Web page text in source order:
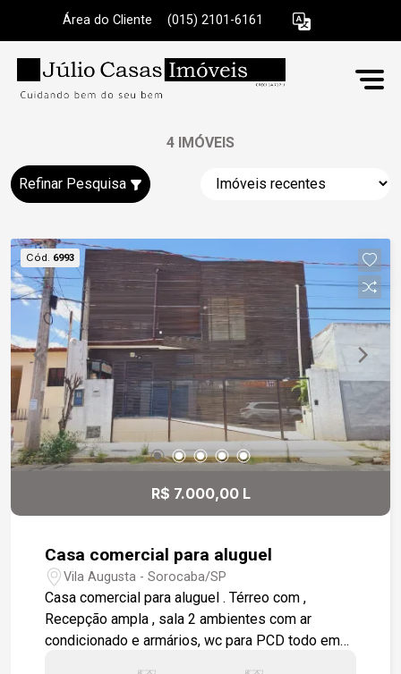
Área do Cliente (015) 2101-6161
4 IMÓVEIS
Refinar Pesquisa
Cód. 6993
R$ 7.000,00 L
Casa comercial para aluguel
Vila Augusta - Sorocaba/SP
Casa comercial para aluguel . Térreo com ,
Recepção ampla , sala 2 ambientes com ar
condicionado e armários, wc para PCD todo em